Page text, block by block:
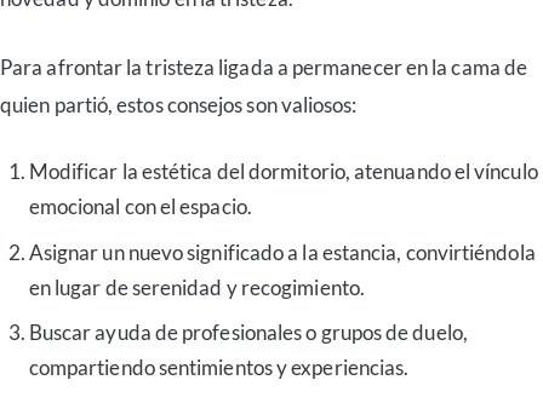
Para afrontar la tristeza ligada a permanecer en la cama de
quien partió, estos consejos son valiosos:
Modificar la estética del dormitorio, atenuando el vínculo
emocional con el espacio.
Asignar un nuevo significado a la estancia, convirtiéndola
en lugar de serenidad y recogimiento.
Buscar ayuda de profesionales o grupos de duelo,
compartiendo sentimientos y experiencias.